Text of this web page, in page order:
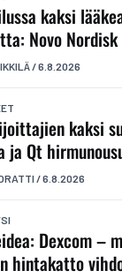
kaksi
Novo
/6.8.2026
kaksi
ja Qt
/6.8.2026
Dexcom –
hintakatto